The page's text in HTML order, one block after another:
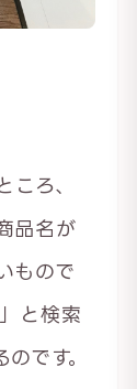
ろ、
品名が
もので
と検索
です。